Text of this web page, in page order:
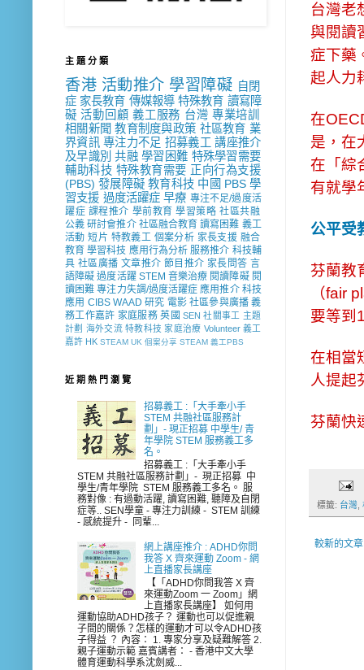
台灣老
與閱讀
症下藥
起人力
在
是，在
在「綜
有就學
公平受
芬蘭教
（fair
要等到
在相當
人提起
芬蘭快
標籤: 台灣
較新的文章
主 題 分 類
香港 活動推介 學習障礙 自閉
症 家長教育 傳媒報導 特殊教育 讀寫障
礙 活動回顧 義工服務 台灣 專業培訓
相關新聞 教育制度與政策 社區教育 業
界資訊 專注力不足 招募義工 講座推介
及早識別 共融 學習困難 特殊學習需要
輔助科技 特殊教育需要 正向行為支援
(PBS) 發展障礙 教育科技 中國 PBS 學
習支援 過度活躍症 早療 專注不足/過度活
躍症 課程推介 學前教育 學習策略 社區共融
公義 研討會推介 社區融合教育 讀寫困難 義工
活動 短片 特教義工 個案分析 家長支援 融合
教育 學習科技 應用行為分析 服務推介 科技輔
具 社區廣播 文章推介 節目推介 家長問答 言
語障礙 過度活躍 STEM 音樂治療 閱讀障礙 閱
讀困難 專注力失調/過度活躍症 應用推介 科技
應用 CIBS WAAD 研究 電影 社區參與廣播 義
務工作嘉許 家庭服務 英國 SEN 社關事工 主題
計劃 海外交流 特教科技 家庭治療 Volunteer 義工
嘉許 HK STEAM UK 個案分享 STEAM 義工PBS
近 期 熱 門 瀏 覽
招募義工 :「大手牽小手
STEM 共融社區服務計
劃」- 現正招募 中學生/ 青
年學院 STEM 服務義工多
名。
招募義工 :「大手牽小手
STEM 共融社區服務計劃」- 現正招募 中
學生/青年學院 STEM 服務義工多名。 服
務對像 : 有過動活躍, 讀寫困難, 聽障及自閉
症等.. SEN學童 - 專注力訓練 - STEM 訓練
- 感統提升 - 同輩...
網上講座推介 : ADHD你問
我答 X 齊來運動 Zoom - 網
上直播家長講座
【「ADHD你問我答 X 齊
來運動Zoom 一 Zoom」網
上直播家長講座】 如何用
運動協助ADHD孩子？ 運動也可以促進親
子間的關係？怎樣的運動才可以令ADHD孩
子得益 ？ 內容： 1. 專家分享及疑難解答 2.
親子運動示範 嘉賓講者： - 香港中文大學
體育運動科學系沈劍威...